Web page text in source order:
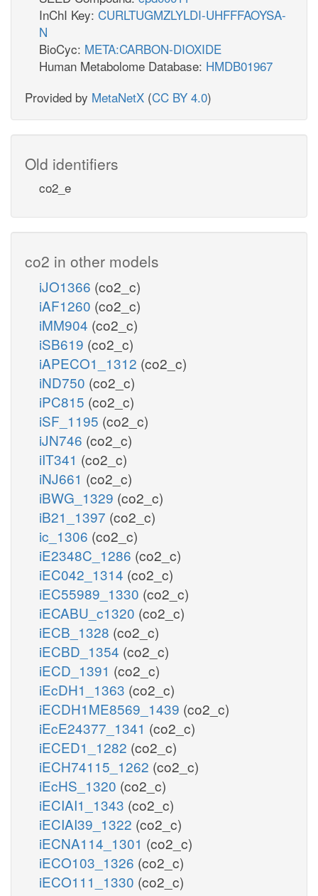
InChI Key: CURLTUGMZLYLDI-UHFFFAOYSA-
N
BioCyc: META:CARBON-DIOXIDE
Human Metabolome Database: HMDB01967
Provided by MetaNetX (CC BY 4.0)
Old identifiers
co2_e
co2 in other models
iJO1366 (co2_c)
iAF1260 (co2_c)
iMM904 (co2_c)
iSB619 (co2_c)
iAPECO1_1312 (co2_c)
iND750 (co2_c)
iPC815 (co2_c)
iSF_1195 (co2_c)
iJN746 (co2_c)
iIT341 (co2_c)
iNJ661 (co2_c)
iBWG_1329 (co2_c)
iB21_1397 (co2_c)
ic_1306 (co2_c)
iE2348C_1286 (co2_c)
iEC042_1314 (co2_c)
iEC55989_1330 (co2_c)
iECABU_c1320 (co2_c)
iECB_1328 (co2_c)
iECBD_1354 (co2_c)
iECD_1391 (co2_c)
iEcDH1_1363 (co2_c)
iECDH1ME8569_1439 (co2_c)
iEcE24377_1341 (co2_c)
iECED1_1282 (co2_c)
iECH74115_1262 (co2_c)
iEcHS_1320 (co2_c)
iECIAI1_1343 (co2_c)
iECIAI39_1322 (co2_c)
iECNA114_1301 (co2_c)
iECO103_1326 (co2_c)
iECO111_1330 (co2_c)